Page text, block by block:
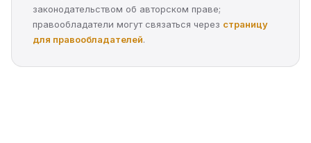
законодательством об авторском праве;
правообладатели могут связаться через страницу
для правообладателей.